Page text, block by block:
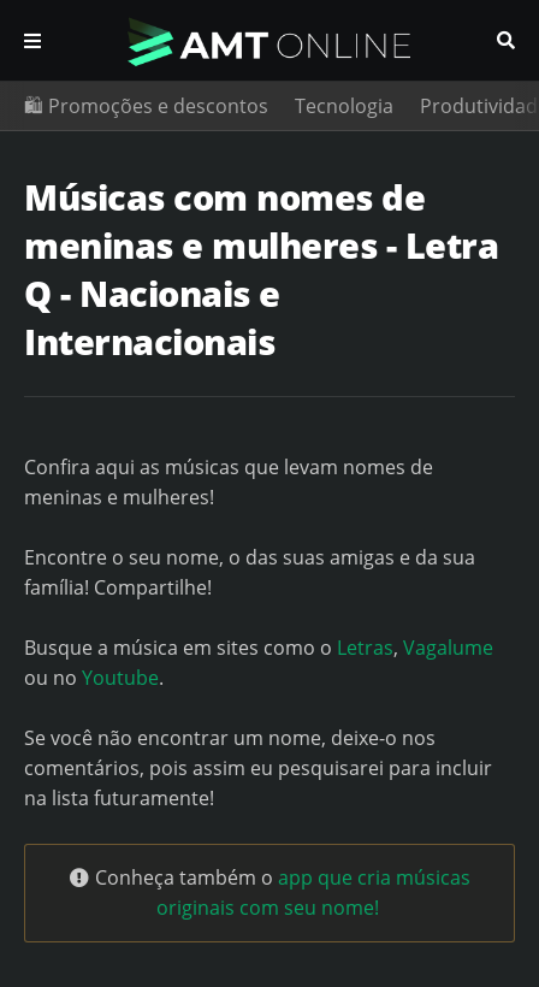
🛍️ Promoções e descontos Tecnologia
Músicas com nomes de
meninas e mulheres - Letra
Q - Nacionais e
Internacionais
Confira aqui as músicas que levam nomes de
meninas e mulheres!
Encontre o seu nome, o das suas amigas e da sua
família! Compartilhe!
Busque a música em sites como o Letras, Vagalume
ou no Youtube.
Se você não encontrar um nome, deixe-o nos
comentários, pois assim eu pesquisarei para incluir
na lista futuramente!
Conheça também o app que cria músicas
originais com seu nome!